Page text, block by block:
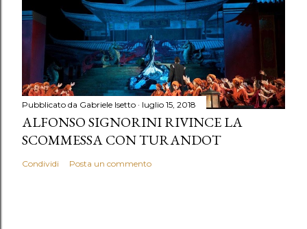
Pubblicato da Gabriele Isetto luglio 15, 2018
ALFONSO SIGNORINI RIVINCE LA
SCOMMESSA CON TURANDOT
Condividi Posta un commento